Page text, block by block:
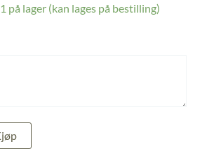
1 på lager (kan lages på bestilling)